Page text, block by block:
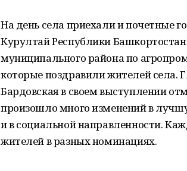
На день села приехали и почетные
Курултай Республики
муниципального района по
которые поздравили жителей села.
Бардовская в своем выступлении
произошло много изменений в
и в социальной направленности.
жителей в разных номинациях.